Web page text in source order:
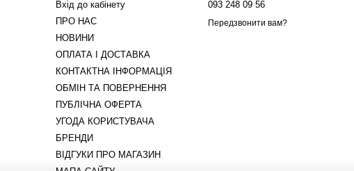
Вхід до кабінету
ПРО НАС
НОВИНИ
ОПЛАТА І ДОСТАВКА
КОНТАКТНА ІНФОРМАЦІЯ
ОБМІН ТА ПОВЕРНЕННЯ
ПУБЛІЧНА ОФЕРТА
УГОДА КОРИСТУВАЧА
БРЕНДИ
ВІДГУКИ ПРО МАГАЗИН
093 248 09 56
Передзвонити вам?